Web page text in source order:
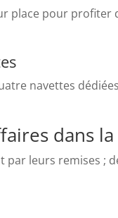
place pour profiter
navettes
dans la
par leurs remises ;